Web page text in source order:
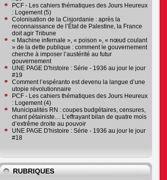
PCF - Les cahiers thématiques des Jours Heureux
: Logement (5)
Colonisation de la Cisjordanie : après la
reconnaissance de l’État de Palestine, la France
doit agir Tribune
« Machine infernale », « poison », « nœud coulant
» de la dette publique : comment le gouvernement
cherche à imposer l’austérité au futur
gouvernement
UNE PAGE D'histoire : Série - 1936 au jour le jour
#19
Comment l’espéranto est devenu la langue d’une
utopie révolutionnaire
PCF - Les cahiers thématiques des Jours Heureux
: Logement (4)
Municipalités RN : coupes budgétaires, censures,
chant pétainiste… L’effrayant bilan de quatre mois
d’extrême droite au pouvoir
UNE PAGE D'histoire : Série - 1936 au jour le jour
#18
RUBRIQUES